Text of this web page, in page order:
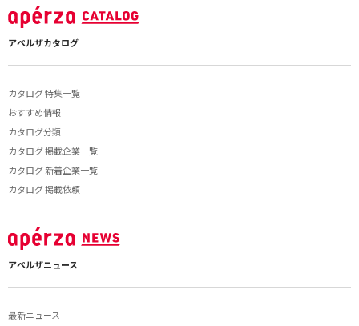
アペルザカタログ
カタログ 特集一覧
おすすめ情報
カタログ分類
カタログ 掲載企業一覧
カタログ 新着企業一覧
カタログ 掲載依頼
アペルザニュース
最新ニュース